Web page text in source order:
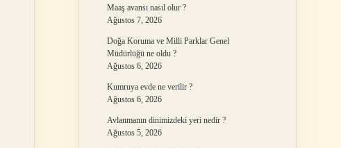
Maaş avansı nasıl olur ?
Ağustos 7, 2026
Doğa Koruma ve Milli Parklar Genel
Müdürlüğü ne oldu ?
Ağustos 6, 2026
Kumruya evde ne verilir ?
Ağustos 6, 2026
Avlanmanın dinimizdeki yeri nedir ?
Ağustos 5, 2026